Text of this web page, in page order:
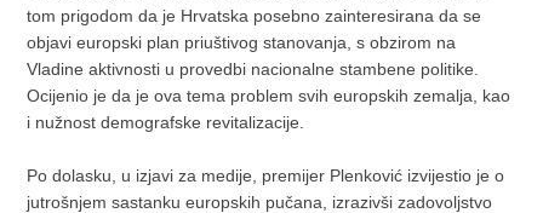
tom prigodom da je Hrvatska posebno zainteresirana da se
objavi europski plan priuštivog stanovanja, s obzirom na
Vladine aktivnosti u provedbi nacionalne stambene politike.
Ocijenio je da je ova tema problem svih europskih zemalja, kao
i nužnost demografske revitalizacije.
Po dolasku, u izjavi za medije, premijer Plenković izvijestio je o
jutrošnjem sastanku europskih pučana, izrazivši zadovoljstvo